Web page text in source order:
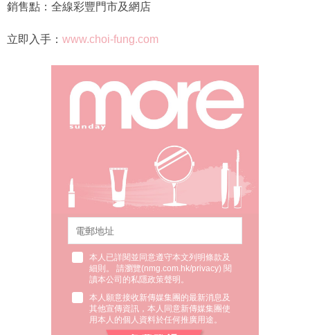
銷售點：全線彩豐門市及網店
立即入手： www.choi-fung.com
本人已詳閱並同意遵守本文列明條款及
細則。 請瀏覽(nmg.com.hk/privacy) 閱
讀本公司的私隱政策聲明。
本人願意接收新傳媒集團的最新消息及
其他宣傳資訊，本人同意新傳媒集團使
用本人的個人資料於任何推廣用途。